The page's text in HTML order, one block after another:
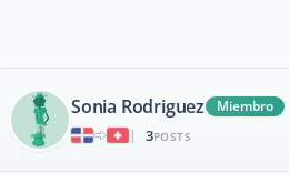
Sonia Rodriguez
Miembro
|
3POSTS